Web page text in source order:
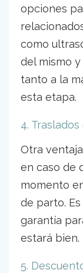
opciones
como
del mismo
tanto a la
esta etapa.
4.
Otra
en caso de
momento
de parto.
garantía
estará bien.
5.